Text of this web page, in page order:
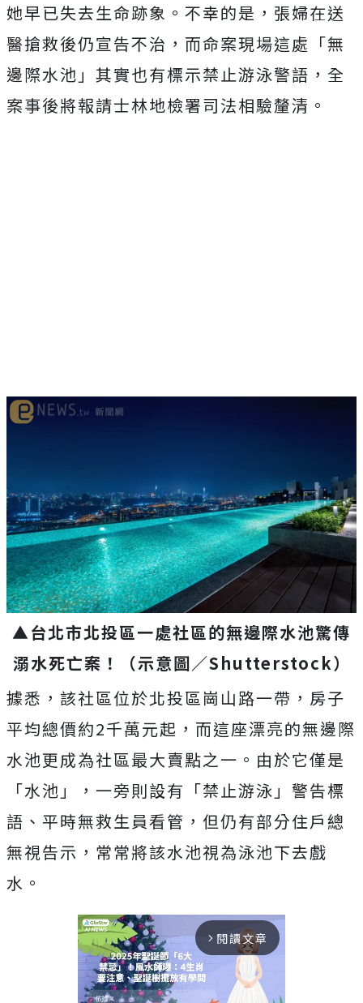
她早已失去生命跡象。不幸的是，張婦在送
醫搶救後仍宣告不治，而命案現場這處「無
邊際水池」其實也有標示禁止游泳警語，全
案事後將報請士林地檢署司法相驗釐清。
▲台北市北投區一處社區的無邊際水池驚傳
溺水死亡案！（示意圖／Shutterstock）
據悉，該社區位於北投區崗山路一帶，房子
平均總價約2千萬元起，而這座漂亮的無邊際
水池更成為社區最大賣點之一。由於它僅是
「水池」，一旁則設有「禁止游泳」警告標
語、平時無救生員看管，但仍有部分住戶總
無視告示，常常將該水池視為泳池下去戲
水。
arrow_forward_ios 閱讀文章